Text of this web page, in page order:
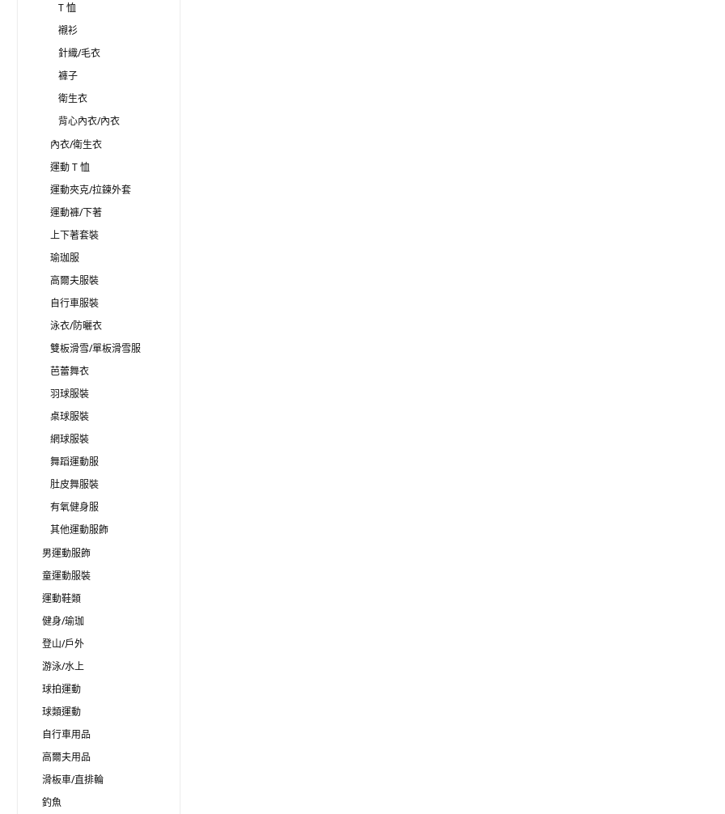
T 恤
襯衫
針織/毛衣
褲子
衛生衣
背心內衣/內衣
內衣/衛生衣
運動 T 恤
運動夾克/拉鍊外套
運動褲/下著
上下著套裝
瑜珈服
高爾夫服裝
自行車服裝
泳衣/防曬衣
雙板滑雪/單板滑雪服
芭蕾舞衣
羽球服裝
桌球服裝
網球服裝
舞蹈運動服
肚皮舞服裝
有氧健身服
其他運動服飾
男運動服飾
童運動服裝
運動鞋類
健身/瑜珈
登山/戶外
游泳/水上
球拍運動
球類運動
自行車用品
高爾夫用品
滑板車/直排輪
釣魚